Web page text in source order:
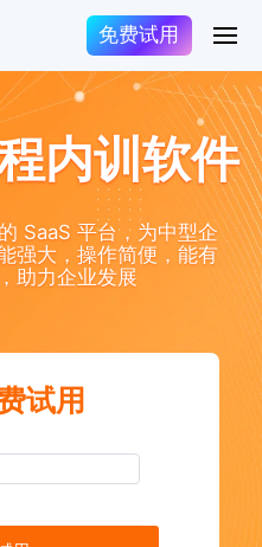
免费试用
内训软件
SaaS 平台，为中型企
强大，操作简便，能有
助力企业发展
试用